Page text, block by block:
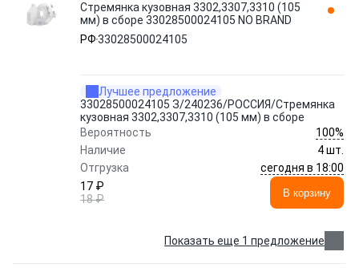
Стремянка кузовная 3302,3307,3310 (105
мм) в сборе 33028500024105 NO BRAND
РФ33028500024105
Лучшее предложение
33028500024105 З/240236/РОССИЯ/Стремянка
кузовная 3302,3307,3310 (105 мм) в сборе
Вероятность
100%
Наличие
4 шт.
Отгрузка
сегодня в 18:00
17 ₽
18 ₽
В корзину
Показать еще 1 предложение